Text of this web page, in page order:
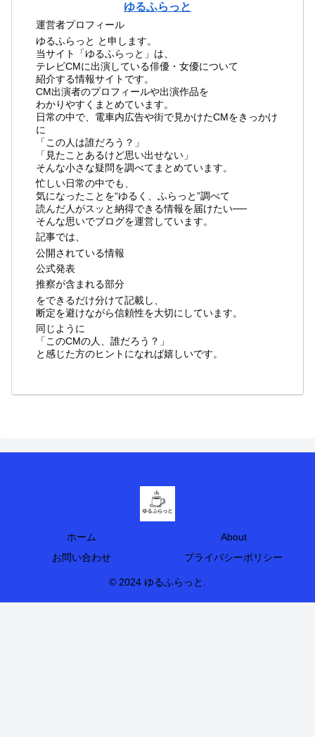
ゆるふらっと
運営者プロフィール
ゆるふらっと と申します。
当サイト「ゆるふらっと」は、
テレビCMに出演している俳優・女優について
紹介する情報サイトです。
CM出演者のプロフィールや出演作品を
わかりやすくまとめています。
日常の中で、電車内広告や街で見かけたCMをきっかけ
に
「この人は誰だろう？」
「見たことあるけど思い出せない」
そんな小さな疑問を調べてまとめています。
忙しい日常の中でも、
気になったことを“ゆるく、ふらっと”調べて
読んだ人がスッと納得できる情報を届けたい──
そんな思いでブログを運営しています。
記事では、
公開されている情報
公式発表
推察が含まれる部分
をできるだけ分けて記載し、
断定を避けながら信頼性を大切にしています。
同じように
「このCMの人、誰だろう？」
と感じた方のヒントになれば嬉しいです。
ホーム
About
お問い合わせ
プライバシーポリシー
© 2024 ゆるふらっと.